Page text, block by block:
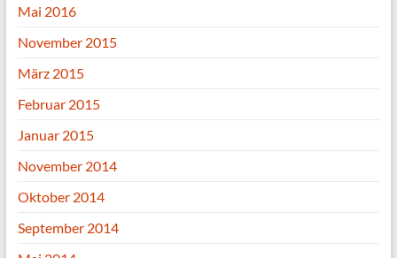
Mai 2016
November 2015
März 2015
Februar 2015
Januar 2015
November 2014
Oktober 2014
September 2014